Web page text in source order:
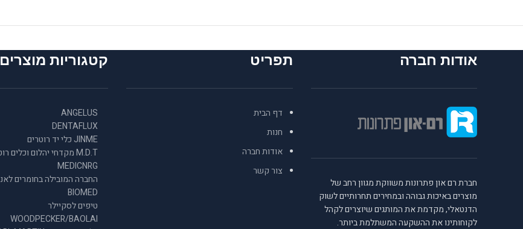
אודות חברה
חברת רם און פתרונות משווקת מגוון רחב של
מוצרים באיכות גבוהה ובמחירים תחרותיים לשוק
הדנטאלי, מקדמת את המותגים שיוצרים לקהל
לקוחותינו את ההשקעה המשתלמת ביותר.
תפריט
דף הבית
חנות
אודות חברה
צור קשר
קטגוריות מוצרים
ANGELUS
DENTAFLUX
JINME כלי יד רוטרים
M.D.T מקדחי יהלום וכלים רוטורים
MEDICNRG
BIOMED
טיפים לסקיילר
WOODPECKER/BAOLAI